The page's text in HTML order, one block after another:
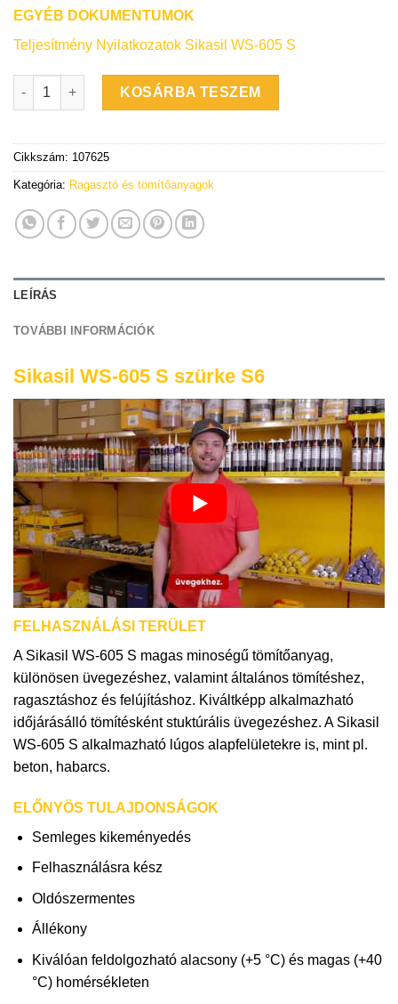
EGYÉB DOKUMENTUMOK
Teljesítmény Nyilatkozatok Sikasil WS-605 S
Sikasil WS-605 S fekete strukturális tömítőanyag 600 ml-es
KOSÁRBA TESZEM
Cikkszám: 107625
Kategória: Ragasztó és tömítőanyagok
LEÍRÁS
TOVÁBBI INFORMÁCIÓK
Sikasil WS-605 S szürke S6
FELHASZNÁLÁSI TERÜLET
A Sikasil WS-605 S magas minoségű tömítőanyag,
különösen üvegezéshez, valamint általános tömítéshez,
ragasztáshoz és felújításhoz. Kiváltképp alkalmazható
időjárásálló tömítésként stuktúrális üvegezéshez. A Sikasil
WS-605 S alkalmazható lúgos alapfelületekre is, mint pl.
beton, habarcs.
ELŐNYÖS TULAJDONSÁGOK
Semleges kikeményedés
Felhasználásra kész
Oldószermentes
Állékony
Kiválóan feldolgozható alacsony (+5 °C) és magas (+40
°C) homérsékleten